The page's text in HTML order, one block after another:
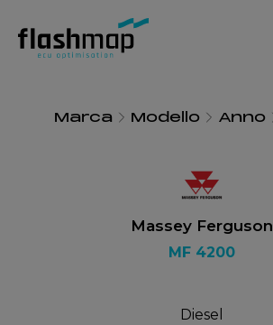
Marca Modello Anno
Massey Ferguson
MF 4200
Diesel